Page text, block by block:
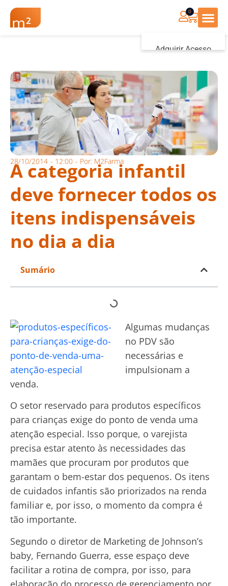
Adquirir Acesso
0
28/10/2014 - 12:00 - Por: M2Farma
A categoria infantil
deve fornecer todos os
itens indispensáveis
no dia a dia
Sumário
Algumas mudanças
no PDV são
necessárias e
impulsionam a
venda.
O setor reservado para produtos específicos
para crianças exige do ponto de venda uma
atenção especial. Isso porque, o varejista
precisa estar atento às necessidades das
mamães que procuram por produtos que
garantam o bem-estar dos pequenos. Os itens
de cuidados infantis são priorizados na renda
familiar e, por isso, o momento da compra é
tão importante.
Segundo o diretor de Marketing de Johnson’s
baby, Fernando Guerra, esse espaço deve
facilitar a rotina de compra, por isso, para